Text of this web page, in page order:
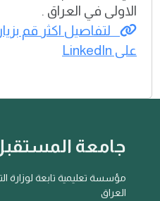
الاولى في العراق .
لتفاصيل اكثر قم
على LinkedIn
جامعة
مؤسسة تعليمية تابعة لوزارة
العراق